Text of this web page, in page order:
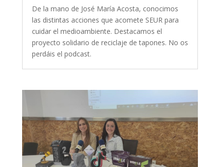
De la mano de José María Acosta, conocimos
las distintas acciones que acomete SEUR para
cuidar el medioambiente. Destacamos el
proyecto solidario de reciclaje de tapones. No os
perdáis el podcast.